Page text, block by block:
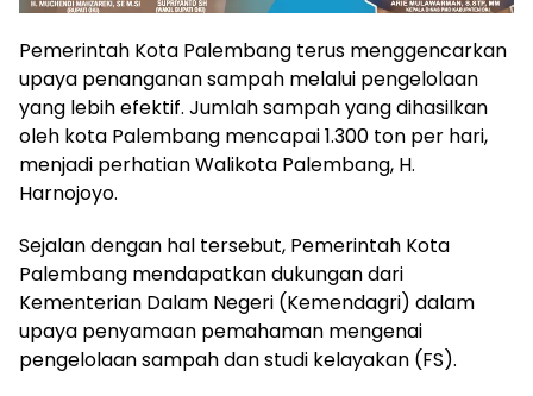
Pemerintah Kota Palembang terus menggencarkan
upaya penanganan sampah melalui pengelolaan
yang lebih efektif. Jumlah sampah yang dihasilkan
oleh kota Palembang mencapai 1.300 ton per hari,
menjadi perhatian Walikota Palembang, H.
Harnojoyo.
Sejalan dengan hal tersebut, Pemerintah Kota
Palembang mendapatkan dukungan dari
Kementerian Dalam Negeri (Kemendagri) dalam
upaya penyamaan pemahaman mengenai
pengelolaan sampah dan studi kelayakan (FS).